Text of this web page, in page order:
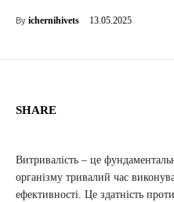
By ichernihivets 13.05.2025
SHARE
Витривалість – це
організму тривалий час
ефективності. Це здатність